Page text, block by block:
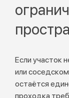
Если участок
или
остаётся
проходка